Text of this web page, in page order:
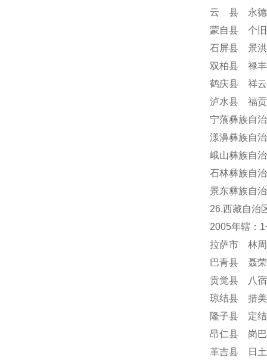
云 县 永德
蒙自县 个
石屏县 景
双柏县 禄
鹤庆县 祥
泸水县 福
宁蒗彝族自
漾濞彝族自
峨山彝族自
石林彝族自
景东彝族自
26.西藏自治
2005年辖：
拉萨市 林
巴青县 聂
贡觉县 八
琼结县 措
隆子县 定
昂仁县 岗
革吉县 日